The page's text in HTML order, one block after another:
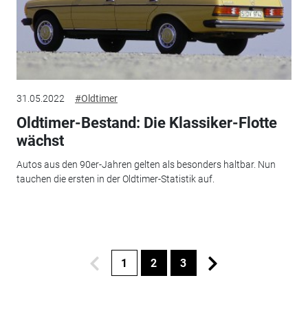
31.05.2022 #Oldtimer
Oldtimer-Bestand: Die Klassiker-Flotte
wächst
Autos aus den 90er-Jahren gelten als besonders haltbar. Nun
tauchen die ersten in der Oldtimer-Statistik auf.
1 2 3